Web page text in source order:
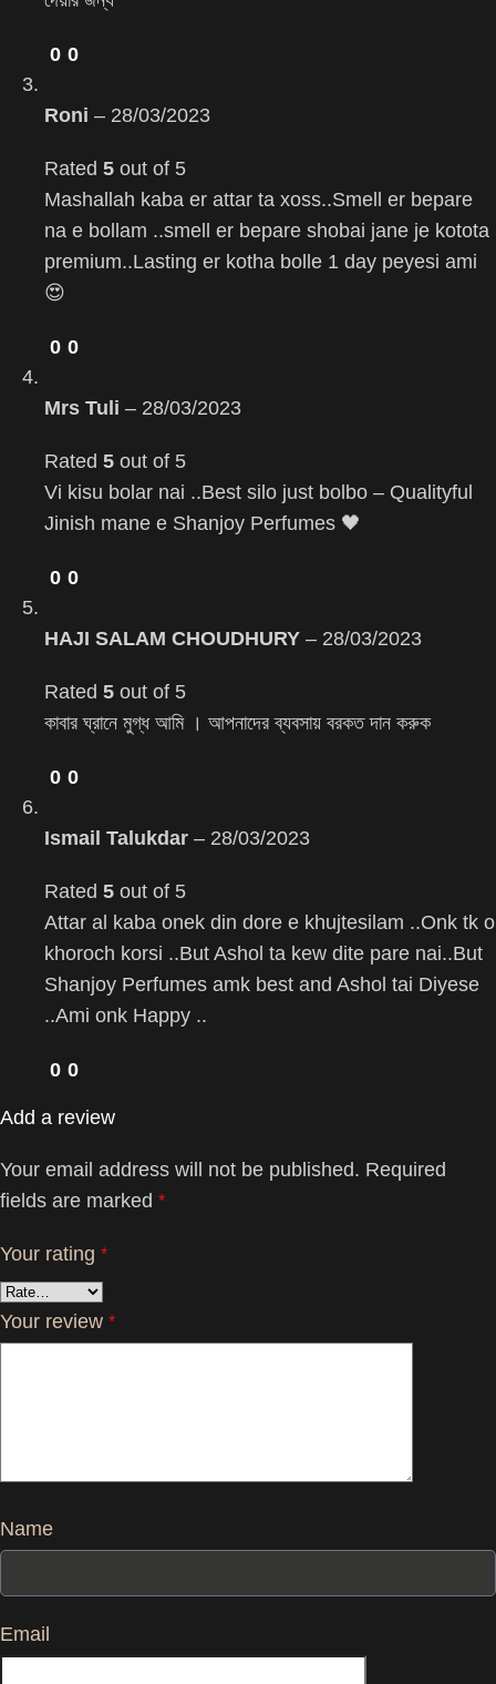
0 0
Roni – 28/03/2023
Rated 5 out of 5
Mashallah kaba er attar ta xoss..Smell er bepare
na e bollam ..smell er bepare shobai jane je kotota
premium..Lasting er kotha bolle 1 day peyesi ami
😍
0 0
Mrs Tuli – 28/03/2023
Rated 5 out of 5
Vi kisu bolar nai ..Best silo just bolbo – Qualityful
Jinish mane e Shanjoy Perfumes 🖤
0 0
HAJI SALAM CHOUDHURY – 28/03/2023
Rated 5 out of 5
কাবার ঘ্রানে মুগ্ধ আমি । আপনাদের ব্যবসায় বরকত দান করুক
0 0
Ismail Talukdar – 28/03/2023
Rated 5 out of 5
Attar al kaba onek din dore e khujtesilam ..Onk tk o
khoroch korsi ..But Ashol ta kew dite pare nai..But
Shanjoy Perfumes amk best and Ashol tai Diyese
..Ami onk Happy ..
0 0
Add a review
Your email address will not be published. Required
fields are marked *
Your rating *
Your review *
Name
Email